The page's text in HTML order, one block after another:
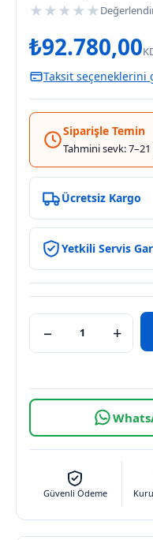
★ ★ ★ ★ ★
₺92.780,00
Taksit seçeneklerini
Siparişle Temin
Tahmini sevk:
Ücretsiz Kargo
Yetkili Servis
− +
Güvenli Ödeme